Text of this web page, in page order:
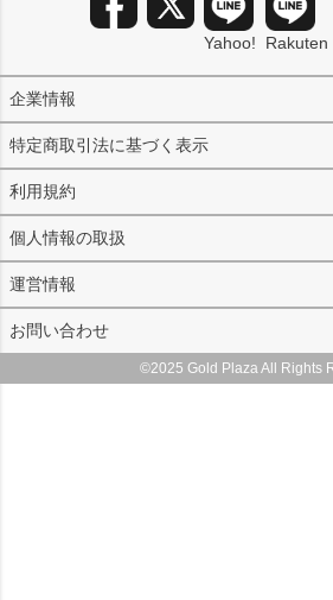
企業情報
特定商取引法に基づく表示
利用規約
個人情報の取扱
運営情報
お問い合わせ
Yahoo! Rakuten
©2025 Gold Plaza All Rights